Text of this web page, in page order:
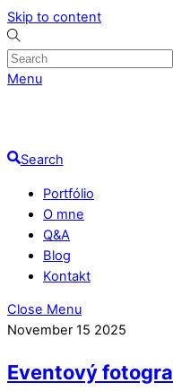
Skip to content
Menu
Search
Portfólio
O mne
Q&A
Blog
Kontakt
Close Menu
November 15 2025
Eventový